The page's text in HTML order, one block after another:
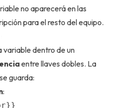
no aparecerá en las
para el resto del equipo.
variable dentro de un
entre llaves dobles. La
guarda:
: